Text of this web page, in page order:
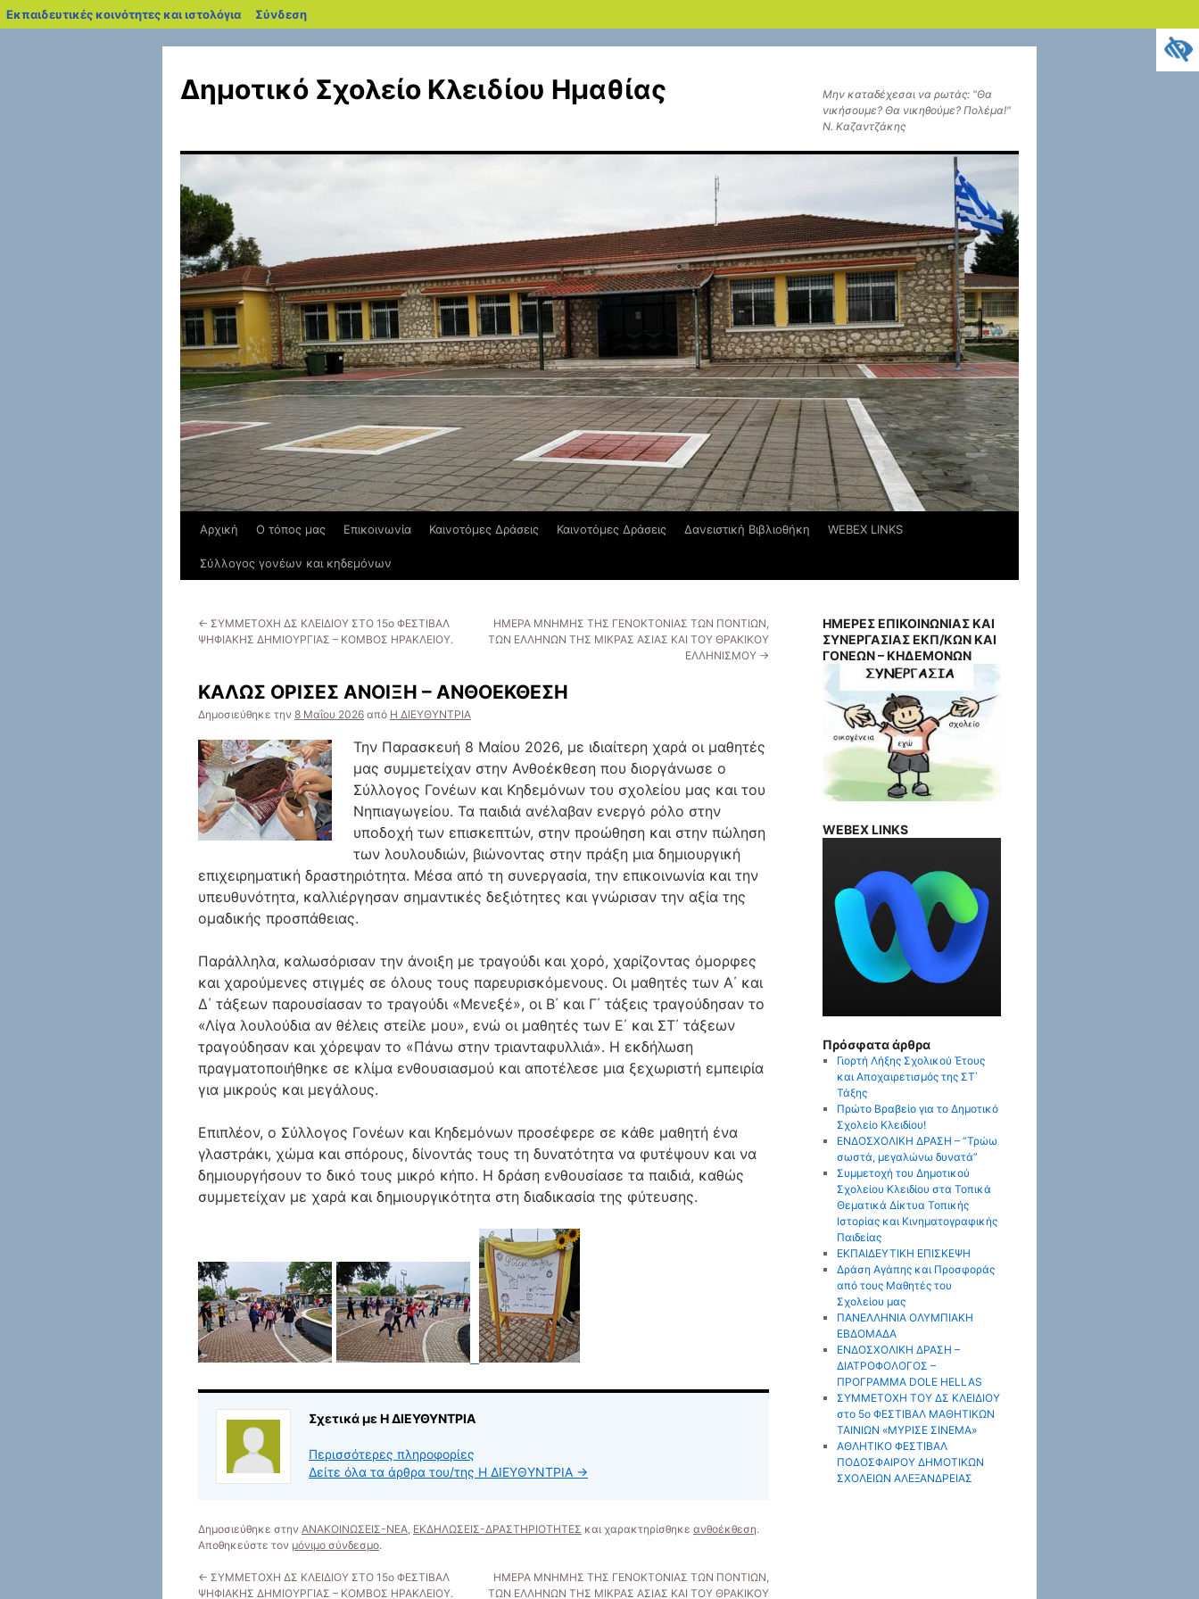
Εκπαιδευτικές κοινότητες και ιστολόγια blogs.sch.gr
Σύνδεση
περιεχόμενο
Δημοτικό Σχολείο Κλειδίου Ημαθίας
Μην καταδέχεσαι να ρωτάς: "Θα
νικήσουμε? Θα νικηθούμε? Πολέμα!"
Ν. Καζαντζάκης
Αρχική Ο τόπος μας Επικοινωνία Καινοτόμες Δράσεις Καινοτόμες Δράσεις Δανειστική Βιβλιοθήκη WEBEX LINKS
Σύλλογος γονέων και κηδεμόνων
← ΣΥΜΜΕΤΟΧΗ ΔΣ ΚΛΕΙΔΙΟΥ ΣΤΟ 15ο ΦΕΣΤΙΒΑΛ
ΨΗΦΙΑΚΗΣ ΔΗΜΙΟΥΡΓΙΑΣ – ΚΟΜΒΟΣ ΗΡΑΚΛΕΙΟΥ.
ΗΜΕΡΑ ΜΝΗΜΗΣ ΤΗΣ ΓΕΝΟΚΤΟΝΙΑΣ ΤΩΝ ΠΟΝΤΙΩΝ,
ΤΩΝ ΕΛΛΗΝΩΝ ΤΗΣ ΜΙΚΡΑΣ ΑΣΙΑΣ ΚΑΙ ΤΟΥ ΘΡΑΚΙΚΟΥ
ΕΛΛΗΝΙΣΜΟΥ →
ΚΑΛΩΣ ΟΡΙΣΕΣ ΑΝΟΙΞΗ – ΑΝΘΟΕΚΘΕΣΗ
Δημοσιεύθηκε την 8 Μαΐου 2026 από Η ΔΙΕΥΘΥΝΤΡΙΑ
Την Παρασκευή 8 Μαίου 2026, με ιδιαίτερη χαρά οι μαθητές
μας συμμετείχαν στην Ανθοέκθεση που διοργάνωσε ο
Σύλλογος Γονέων και Κηδεμόνων του σχολείου μας και του
Νηπιαγωγείου. Τα παιδιά ανέλαβαν ενεργό ρόλο στην
υποδοχή των επισκεπτών, στην προώθηση και στην πώληση
των λουλουδιών, βιώνοντας στην πράξη μια δημιουργική
επιχειρηματική δραστηριότητα. Μέσα από τη συνεργασία, την επικοινωνία και την
υπευθυνότητα, καλλιέργησαν σημαντικές δεξιότητες και γνώρισαν την αξία της
ομαδικής προσπάθειας.
Παράλληλα, καλωσόρισαν την άνοιξη με τραγούδι και χορό, χαρίζοντας όμορφες
και χαρούμενες στιγμές σε όλους τους παρευρισκόμενους. Οι μαθητές των Α΄ και
Δ΄ τάξεων παρουσίασαν το τραγούδι «Μενεξέ», οι Β΄ και Γ΄ τάξεις τραγούδησαν το
«Λίγα λουλούδια αν θέλεις στείλε μου», ενώ οι μαθητές των Ε΄ και ΣΤ΄ τάξεων
τραγούδησαν και χόρεψαν το «Πάνω στην τριανταφυλλιά». Η εκδήλωση
πραγματοποιήθηκε σε κλίμα ενθουσιασμού και αποτέλεσε μια ξεχωριστή εμπειρία
για μικρούς και μεγάλους.
Επιπλέον, ο Σύλλογος Γονέων και Κηδεμόνων προσέφερε σε κάθε μαθητή ένα
γλαστράκι, χώμα και σπόρους, δίνοντάς τους τη δυνατότητα να φυτέψουν και να
δημιουργήσουν το δικό τους μικρό κήπο. Η δράση ενθουσίασε τα παιδιά, καθώς
συμμετείχαν με χαρά και δημιουργικότητα στη διαδικασία της φύτευσης.
Σχετικά με Η ΔΙΕΥΘΥΝΤΡΙΑ
Περισσότερες πληροφορίες
Δείτε όλα τα άρθρα του/της Η ΔΙΕΥΘΥΝΤΡΙΑ →
Δημοσιεύθηκε στην ΑΝΑΚΟΙΝΩΣΕΙΣ-ΝΕΑ, ΕΚΔΗΛΩΣΕΙΣ-ΔΡΑΣΤΗΡΙΟΤΗΤΕΣ και χαρακτηρίσθηκε ανθοέκθεση.
Αποθηκεύστε τον μόνιμο σύνδεσμο.
← ΣΥΜΜΕΤΟΧΗ ΔΣ ΚΛΕΙΔΙΟΥ ΣΤΟ 15ο ΦΕΣΤΙΒΑΛ
ΨΗΦΙΑΚΗΣ ΔΗΜΙΟΥΡΓΙΑΣ – ΚΟΜΒΟΣ ΗΡΑΚΛΕΙΟΥ.
ΗΜΕΡΑ ΜΝΗΜΗΣ ΤΗΣ ΓΕΝΟΚΤΟΝΙΑΣ ΤΩΝ ΠΟΝΤΙΩΝ,
ΤΩΝ ΕΛΛΗΝΩΝ ΤΗΣ ΜΙΚΡΑΣ ΑΣΙΑΣ ΚΑΙ ΤΟΥ ΘΡΑΚΙΚΟΥ
ΗΜΕΡΕΣ ΕΠΙΚΟΙΝΩΝΙΑΣ ΚΑΙ
ΣΥΝΕΡΓΑΣΙΑΣ ΕΚΠ/ΚΩΝ ΚΑΙ
ΓΟΝΕΩΝ – ΚΗΔΕΜΟΝΩΝ
WEBEX LINKS
Πρόσφατα άρθρα
Γιορτή Λήξης Σχολικού Έτους
και Αποχαιρετισμός της ΣΤ΄
Τάξης
Πρώτο Βραβείο για το Δημοτικό
Σχολείο Κλειδίου!
ΕΝΔΟΣΧΟΛΙΚΗ ΔΡΑΣΗ – “Τρώω
σωστά, μεγαλώνω δυνατά”
Συμμετοχή του Δημοτικού
Σχολείου Κλειδίου στα Τοπικά
Θεματικά Δίκτυα Τοπικής
Ιστορίας και Κινηματογραφικής
Παιδείας
ΕΚΠΑΙΔΕΥΤΙΚΗ ΕΠΙΣΚΕΨΗ
Δράση Αγάπης και Προσφοράς
από τους Μαθητές του
Σχολείου μας
ΠΑΝΕΛΛΗΝΙΑ ΟΛΥΜΠΙΑΚΗ
ΕΒΔΟΜΑΔΑ
ΕΝΔΟΣΧΟΛΙΚΗ ΔΡΑΣΗ –
ΔΙΑΤΡΟΦΟΛΟΓΟΣ –
ΠΡΟΓΡΑΜΜΑ DOLE HELLAS
ΣΥΜΜΕΤΟΧΗ ΤΟΥ ΔΣ ΚΛΕΙΔΙΟΥ
στο 5ο ΦΕΣΤΙΒΑΛ ΜΑΘΗΤΙΚΩΝ
ΤΑΙΝΙΩΝ «ΜΥΡΙΣΕ ΣΙΝΕΜΑ»
ΑΘΛΗΤΙΚΟ ΦΕΣΤΙΒΑΛ
ΠΟΔΟΣΦΑΙΡΟΥ ΔΗΜΟΤΙΚΩΝ
ΣΧΟΛΕΙΩΝ ΑΛΕΞΑΝΔΡΕΙΑΣ